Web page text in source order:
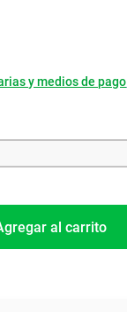
y medios de pago
al carrito